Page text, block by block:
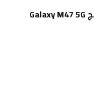
مواصفات هاتف سامسونج Galaxy M47 5G